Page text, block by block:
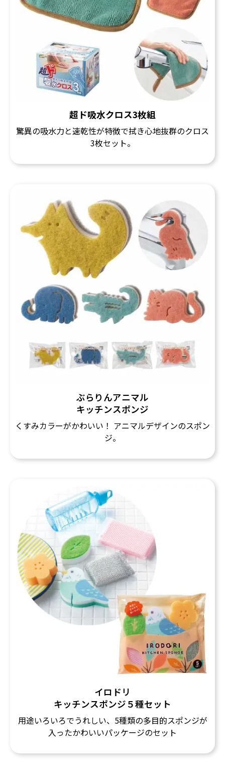
超ド吸水クロス3枚組
驚異の吸水力と速乾性が特徴で拭き心地抜群のクロス
3枚セット。
ぶらりんアニマル
キッチンスポンジ
くすみカラーがかわいい！ アニマルデザインのスポン
ジ。
イロドリ
キッチンスポンジ５種セット
用途いろいろでうれしい、5種類の多目的スポンジが
入ったかわいいパッケージのセット